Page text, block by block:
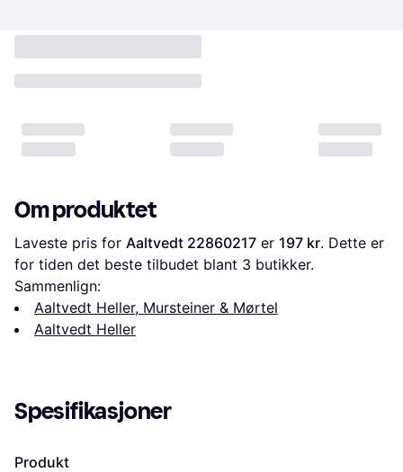
Om produktet
Laveste pris for Aaltvedt 22860217 er 197 kr. Dette er
for tiden det beste tilbudet blant 3 butikker.
Sammenlign:
Aaltvedt Heller, Mursteiner & Mørtel
Aaltvedt Heller
Spesifikasjoner
Produkt